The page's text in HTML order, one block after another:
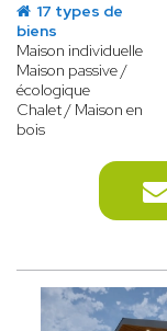
17 types de
biens
Maison individuelle
Maison passive /
écologique
Chalet / Maison en
bois